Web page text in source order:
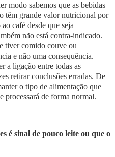
modo sabemos que as bebidas
têm grande valor nutricional por
café desde que seja
não está contra-indicado.
tiver comido couve ou
e não uma consequência.
a ligação entre todas as
retirar conclusões erradas. De
o tipo de alimentação que
processará de forma normal.
é sinal de pouco leite ou que o